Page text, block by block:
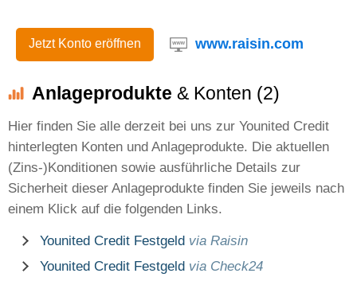
Jetzt Konto eröffnen www.raisin.com
Anlageprodukte & Konten (2)
Hier finden Sie alle derzeit bei uns zur Younited Credit
hinterlegten Konten und Anlageprodukte. Die aktuellen
(Zins-)Konditionen sowie ausführliche Details zur
Sicherheit dieser Anlageprodukte finden Sie jeweils nach
einem Klick auf die folgenden Links.
Younited Credit Festgeld via Raisin
Younited Credit Festgeld via Check24